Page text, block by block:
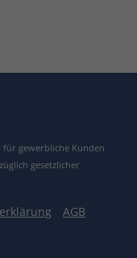
gewerbliche Kunden
gesetzlicher
AGB